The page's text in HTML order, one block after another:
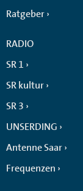
Ratgeber
RADIO
SR 1
SR kultur
SR 3
UNSERDING
Antenne Saar
Frequenzen